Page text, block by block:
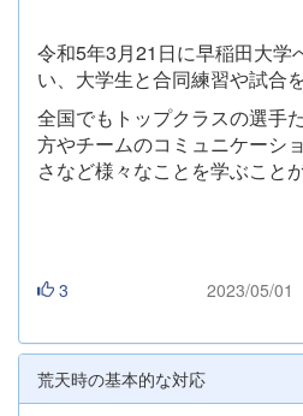
令和5年3月21日に早稲田大学
い、大学生と合同練習や試合
全国でもトップクラスの選手
方やチームのコミュニケーシ
さなど様々なことを学ぶこと
3 2023/05/01
荒天時の基本的な対応